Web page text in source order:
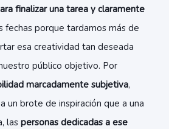
finalizar una tarea y claramente
fechas porque tardamos más de
esa creatividad tan deseada
público objetivo. Por
marcadamente subjetiva,
un brote de inspiración que a una
las personas dedicadas a ese